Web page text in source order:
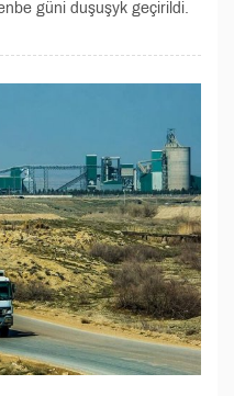
güni duşuşyk geçirildi.